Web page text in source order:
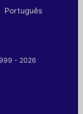
Português
- 2026